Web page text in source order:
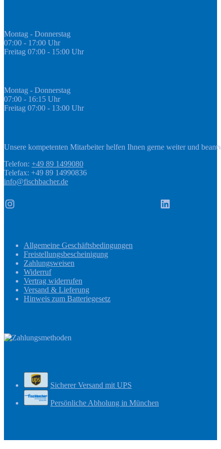
Montag - Donnerstag
07:00 - 17:00 Uhr
Freitag 07:00 - 15:00 Uhr
Montag - Donnerstag
07:00 - 16:15 Uhr
Freitag 07:00 - 13:00 Uhr
Unsere kompetenten Mitarbeiter helfen Ihnen gerne weiter und
Telefon: +49 89 1499080
Telefax: +49 89 14990836
info@fischbacher.de
Instagram LinkedIn
Allgemeine Geschäftsbedingungen
Freistellungsbescheinigung
Zahlungsweisen
Widerruf
Vertrag widerrufen
Versand & Lieferung
Hinweis zum Batteriegesetz
Sicherer Versand mit UPS
Persönliche Abholung in München